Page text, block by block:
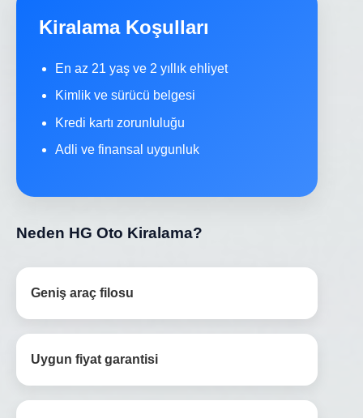
Kiralama Koşulları
En az 21 yaş ve 2 yıllık ehliyet
Kimlik ve sürücü belgesi
Kredi kartı zorunluluğu
Adli ve finansal uygunluk
Neden HG Oto Kiralama?
Geniş araç filosu
Uygun fiyat garantisi